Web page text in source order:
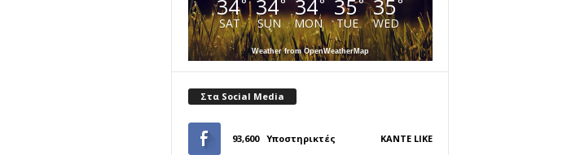
34°
SAT
34°
SUN
34°
MON
35°
TUE
35°
WED
Weather from OpenWeatherMap
Στα Social Media
93,600 Υποστηρικτές ΚΆΝΤΕ LIKE